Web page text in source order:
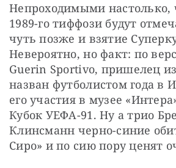
Непроходимыми настолько,
1989-го тиффози будут
чуть позже и взятие
Невероятно, но факт: по
Guerin Sportivo, пришелец
назван футболистом года в
его участия в музее
Кубок УЕФА-91. Ну а трио
Клинсманн черно-синие
Сиро» и по сию пору ценят